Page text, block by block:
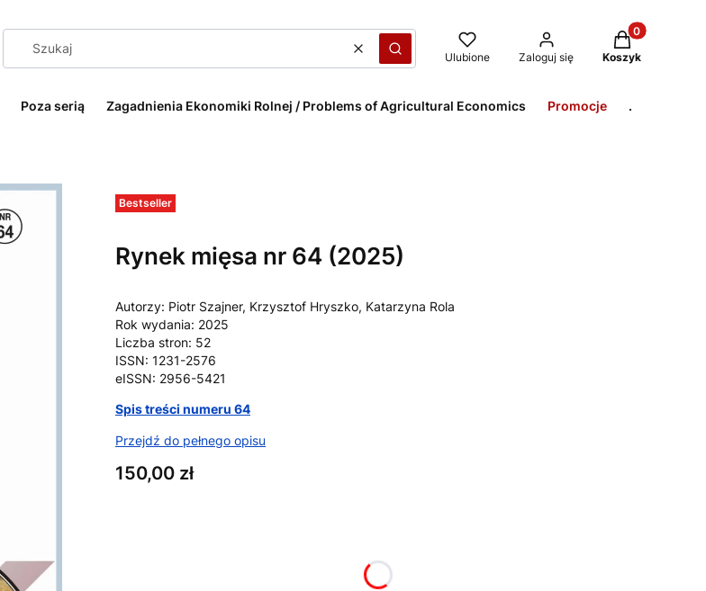
WyczyśćSzukaj Ulubione Zaloguj się
Produkty w
Koszyk
Poza serią Zagadnienia Ekonomiki Rolnej / Problems of Agricultural Economics Promocje .
Etykiety
Bestseller
Rynek mięsa nr 64 (2025)
Autorzy: Piotr Szajner, Krzysztof Hryszko, Katarzyna Rola
Rok wydania: 2025
Liczba stron: 52
ISSN: 1231-2576
eISSN: 2956-5421
Spis treści numeru 64
Przejdź do pełnego opisu
Cena
150,00 zł